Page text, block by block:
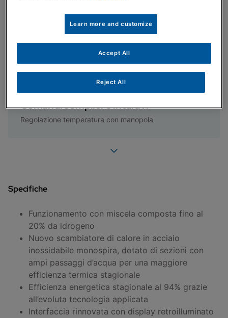
Agevolazioni fiscali
Comandi semplici e intuitivi
Regolazione temperatura con manopola
Specifiche
Funzionamento con miscela composta fino al
20% da idrogeno
Nuovo scambiatore di calore in acciaio
inossidabile monospira, dotato di sezioni con
ampi passaggi d’acqua per una maggiore
efficienza termica stagionale
Efficienza energetica stagionale al 94% grazie
all’evoluta tecnologia applicata
Interfaccia rinnovata con display retroilluminato
Learn more and customize
Reject All
Accept All